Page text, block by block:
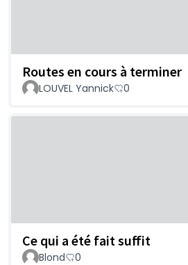
Routes en cours à terminer
LOUVEL Yannick 0
Ce qui a été fait suffit
Blond 0